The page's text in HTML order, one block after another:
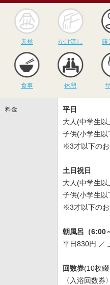
天然
かけ流
かけ流し 露
食事 休憩
料金
平日
大人(中学生
子供(小学生
※3才以下のお
土日祝日
大人(中学生
子供(小学生
※3才以下のお
朝風呂（6:00
平日830円 ／
回数券(10枚
〈入浴回数